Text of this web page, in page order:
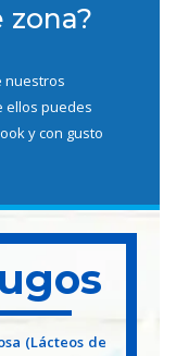
nuestros
ellos puedes
y con gusto
(Lácteos de